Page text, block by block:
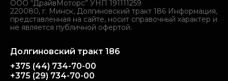
ООО “ДрайвМоторс” УНП 191111259
220080, г. Минск, Долгиновский тракт 186 Информация,
представленная на сайте, носит справочный характер и
не является публичной офертой.
Долгиновский тракт 186
+375 (44) 734-70-00
+375 (29) 734-70-00